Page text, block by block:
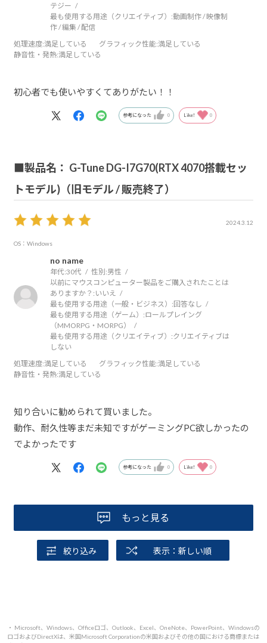
テジー
最も使用する用途（クリエイティブ）:動画制作 / 映像制
作 / 編集 / 配信
処理速度:満足している グラフィック性能:満足している
静音性・発熱:満足している
初心者でも使いやすくてありがたい！！
参考になった 0 Like! 0
■製品名： G-Tune DG-I7G70(RTX 4070搭載セッ
トモデル)（旧モデル / 販売終了）
2024.3.12
OS：Windows
no name
年代:30代 性別:男性
以前にマウスコンピューター製品をご購入されたことは
ありますか？: いいえ
最も使用する用途（一般・ビジネス）:回答なし
最も使用する用途（ゲーム）:ロールプレイング
（MMORPG・MORPG）
最も使用する用途（クリエイティブ）:クリエイティブは
しない
処理速度:満足している グラフィック性能:満足している
静音性・発熱:満足している
知り合いに勧められて買いました。
動作、耐久性等まだ未知ですがゲーミングPC欲しかったの
でよかったです
参考になった 0 Like! 0
もっと見る
絞り込み 表示：新しい順
・ Microsoft、Windows、Officeロゴ、Outlook、Excel、OneNote、PowerPoint、Windowsの
ロゴおよびDirectXは、米国Microsoft Corporationの米国およびその他の国における商標または